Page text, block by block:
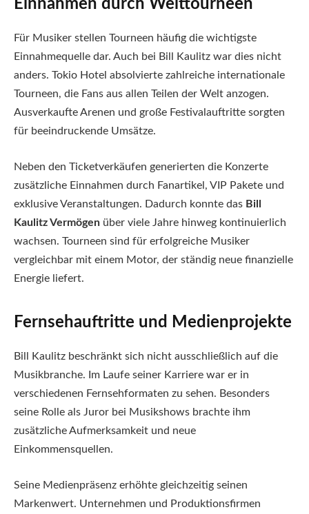
Einnahmen durch Welttourneen
Für Musiker stellen Tourneen häufig die wichtigste
Einnahmequelle dar. Auch bei Bill Kaulitz war dies nicht
anders. Tokio Hotel absolvierte zahlreiche internationale
Tourneen, die Fans aus allen Teilen der Welt anzogen.
Ausverkaufte Arenen und große Festivalauftritte sorgten
für beeindruckende Umsätze.
Neben den Ticketverkäufen generierten die Konzerte
zusätzliche Einnahmen durch Fanartikel, VIP Pakete und
exklusive Veranstaltungen. Dadurch konnte das Bill
Kaulitz Vermögen über viele Jahre hinweg kontinuierlich
wachsen. Tourneen sind für erfolgreiche Musiker
vergleichbar mit einem Motor, der ständig neue finanzielle
Energie liefert.
Fernsehauftritte und Medienprojekte
Bill Kaulitz beschränkt sich nicht ausschließlich auf die
Musikbranche. Im Laufe seiner Karriere war er in
verschiedenen Fernsehformaten zu sehen. Besonders
seine Rolle als Juror bei Musikshows brachte ihm
zusätzliche Aufmerksamkeit und neue
Einkommensquellen.
Seine Medienpräsenz erhöhte gleichzeitig seinen
Markenwert. Unternehmen und Produktionsfirmen